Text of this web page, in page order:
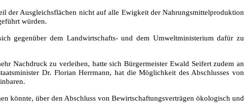
der Ausgleichsflächen nicht auf alle Ewigkeit der Nahrungsmittelproduktion
würden.
gegenüber dem Landwirtschafts- und dem Umweltministerium dafür zu
Nachdruck zu verleihen, hatte sich Bürgermeister Ewald Seifert zudem an
Dr. Florian Herrmann, hat die Möglichkeit des Abschlusses von
könnte, über den Abschluss von Bewirtschaftungsverträgen ökologisch und